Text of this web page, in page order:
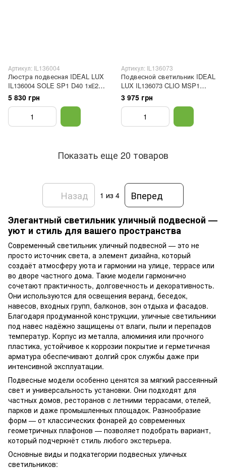
Артикул: IL136004
Люстра подвесная IDEAL LUX
IL136004 SOLE SP1 D40 1хЕ27
IP44 белый
5 830 грн
Артикул: IL136073
Подвесной светильник IDEAL
LUX IL136073 CLIO MSP1
ANTRACITE 1хЕ27 IP44
3 975 грн
Показать еще 20 товаров
Назад 1 из 4
Вперед
Элегантный светильник уличный подвесной —
уют и стиль для вашего пространства
Современный светильник уличный подвесной — это не
просто источник света, а элемент дизайна, который
создаёт атмосферу уюта и гармонии на улице, террасе или
во дворе частного дома. Такие модели гармонично
сочетают практичность, долговечность и декоративность.
Они используются для освещения веранд, беседок,
навесов, входных групп, балконов, зон отдыха и фасадов.
Благодаря продуманной конструкции, уличные светильники
под навес надёжно защищены от влаги, пыли и перепадов
температур. Корпус из металла, алюминия или прочного
пластика, устойчивое к коррозии покрытие и герметичная
арматура обеспечивают долгий срок службы даже при
интенсивной эксплуатации.
Подвесные модели особенно ценятся за мягкий рассеянный
свет и универсальность установки. Они подходят для
частных домов, ресторанов с летними террасами, отелей,
парков и даже промышленных площадок. Разнообразие
форм — от классических фонарей до современных
геометричных плафонов — позволяет подобрать вариант,
который подчеркнёт стиль любого экстерьера.
Основные виды и подкатегории подвесных уличных
светильников: